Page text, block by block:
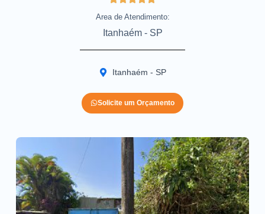
Area de Atendimento:
Itanhaém - SP
Itanhaém - SP
Solicite um Orçamento